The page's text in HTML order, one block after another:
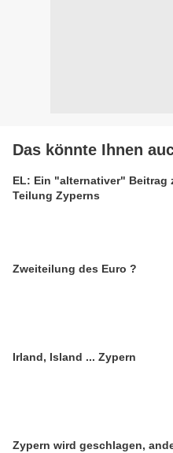
Das könnte Ihnen
EL: Ein "alternativer" Beitrag
Teilung Zyperns
Zweiteilung des Euro ?
Irland, Island ... Zypern
Zypern wird geschlagen,